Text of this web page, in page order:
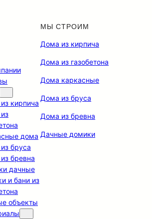
кирпича
дома
бруса
бревна
дачные
и бани из
объекты
МЫ СТРОИМ
Дома из кирпича
Дома из газобетона
Дома каркасные
Дома из бруса
Дома из бревна
Дачные домики